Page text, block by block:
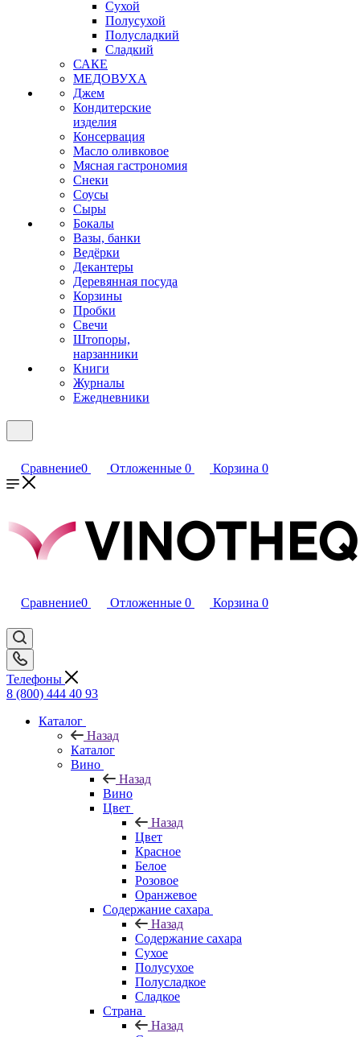
Сухой
Полусухой
Полусладкий
Сладкий
САКЕ
МЕДОВУХА
Джем
Кондитерские
изделия
Консервация
Масло оливковое
Мясная гастрономия
Снеки
Соусы
Сыры
Бокалы
Вазы, банки
Ведёрки
Декантеры
Деревянная посуда
Корзины
Пробки
Свечи
Штопоры,
нарзанники
Книги
Журналы
Ежедневники
Сравнение0 Отложенные 0 Корзина 0
Сравнение0 Отложенные 0 Корзина 0
Телефоны
8 (800) 444 40 93
Каталог
Назад
Каталог
Вино
Назад
Вино
Цвет
Назад
Цвет
Красное
Белое
Розовое
Оранжевое
Содержание сахара
Назад
Содержание сахара
Сухое
Полусухое
Полусладкое
Сладкое
Страна
Назад